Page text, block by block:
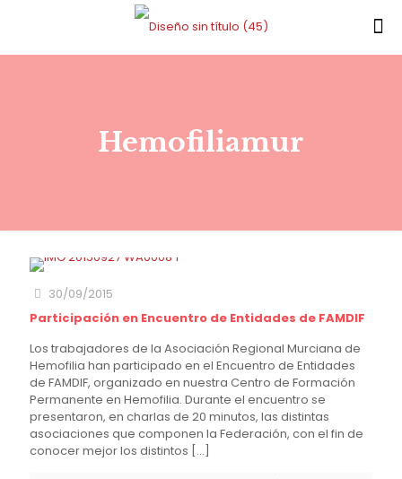
Hemofiliamur
30/09/2015
Participación en Encuentro de Entidades de FAMDIF
Los trabajadores de la Asociación Regional Murciana de
Hemofilia han participado en el Encuentro de Entidades
de FAMDIF, organizado en nuestra Centro de Formación
Permanente en Hemofilia. Durante el encuentro se
presentaron, en charlas de 20 minutos, las distintas
asociaciones que componen la Federación, con el fin de
conocer mejor los distintos […]